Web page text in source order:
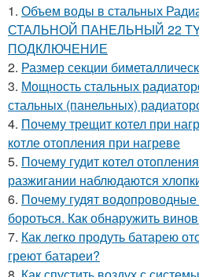
1. Объем воды в стальных
СТАЛЬНОЙ ПАНЕЛЬНЫЙ 22
ПОДКЛЮЧЕНИЕ
2. Размер секции
3. Мощность стальных
стальных (панельных)
4. Почему трещит котел при
котле отопления при нагреве
5. Почему гудит котел
разжигании наблюдаются
6. Почему гудят водопроводные
бороться. Как обнаружить
7. Как легко продуть батарею
греют батареи?